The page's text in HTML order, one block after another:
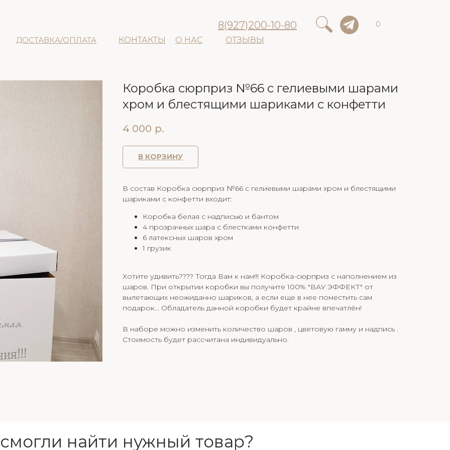
ДОСТАВКА/ОПЛАТА КОНТАКТЫ О НАС ОТЗЫВЫ
8(927)200-10-80 0
Коробка сюрприз №66 с гелиевыми шарами
хром и блестящими шариками с конфетти
4 000 р.
В КОРЗИНУ
В состав Коробка сюрприз №66 с гелиевыми шарами хром и блестящими
шариками с конфетти входит:
Коробка белая с надписью и бантом
4 прозрачных шара с блестками конфетти
6 латексных шаров хром
1 грузик
Хотите удивить???? Тогда Вам к нам!!! Коробка-сюрприз с наполнением из
шаров. При открытии коробки вы получите 100% "ВАУ ЭФФЕКТ" от
вылетающих неожиданно шариков, а если еще в нее поместить сам
подарок... Обладатель данной коробки будет крайне впечатлён!
В наборе можно изменить количество шаров , цветовую гамму и надпись .
Стоимость будет рассчитана индивидуально.
найти нужный товар?